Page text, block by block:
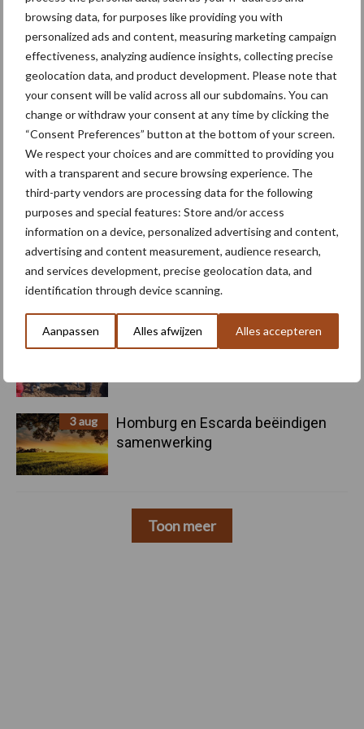
browsing data, for purposes like providing you with
personalized ads and content, measuring marketing campaign
effectiveness, analyzing audience insights, collecting precise
geolocation data, and product development. Please note that
your consent will be valid across all our subdomains. You can
change or withdraw your consent at any time by clicking the
“Consent Preferences” button at the bottom of your screen.
We respect your choices and are committed to providing you
with a transparent and secure browsing experience. The
third-party vendors are processing data for the following
purposes and special features: Store and/or access
information on a device, personalized advertising and content,
advertising and content measurement, audience research,
and services development, precise geolocation data, and
identification through device scanning.
Aanpassen Alles afwijzen Alles accepteren
Primaire
Sidebar
Recent nieuws Partner nieuws
6 aug
"Hoge verwachtingen van schijven
voor kouters"
5 aug
Oogst biologische aardappelen in
volle gang
5 aug
Nieuwe compacte gedragen
pootcombinatie van AVR
Bruggen bouwen naar Oost-Europa
3 aug
Homburg en Escarda beëindigen
samenwerking
Toon meer